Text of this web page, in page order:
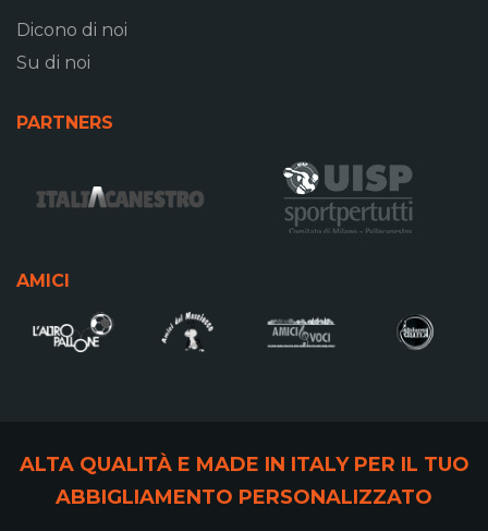
Dicono di noi
Su di noi
PARTNERS
AMICI
ALTA QUALITÀ E MADE IN ITALY PER IL TUO
ABBIGLIAMENTO PERSONALIZZATO